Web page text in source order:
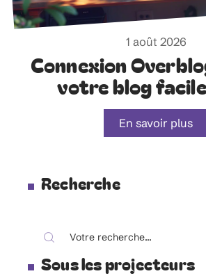
1 août 2026
Connexion
votre blog
En savoir plus
Recherche
Sous les projecteurs